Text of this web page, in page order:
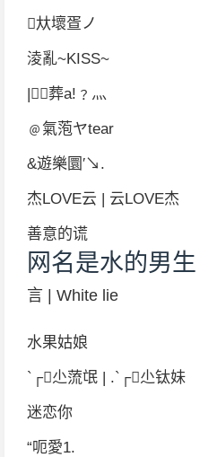
夶壞疍ノ
淩亂~KISS~
|葬a!﹖灬
﹫氣萢ヤtear
&遊樂圜′↘.
杰LOVE云 | 云LOVE杰
善意的谎
网名是水的男生
言 | White lie
水果姑娘
`┌尐蓅氓 | .`┌尐钛妹
迷恋你
“呃愛1.